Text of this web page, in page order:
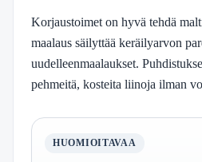
Korjaustoimet on hyvä tehdä
maalaus säilyttää keräilyarvon
uudelleenmaalaukset.
pehmeitä, kosteita liinoja ilman
HUOMIOITAVAA